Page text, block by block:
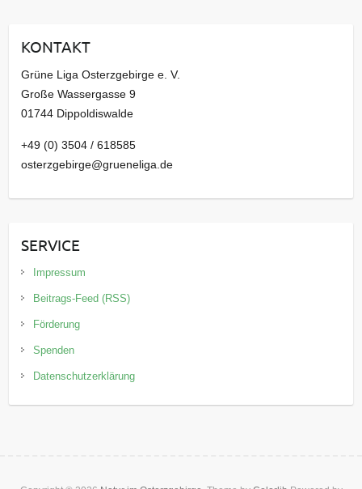
v
KONTAKT
Grüne Liga Osterzgebirge e. V.
Große Wassergasse 9
01744 Dippoldiswalde
+49 (0) 3504 / 618585
osterzgebirge@grueneliga.de
SERVICE
Impressum
Beitrags-Feed (RSS)
Förderung
Spenden
Datenschutzerklärung